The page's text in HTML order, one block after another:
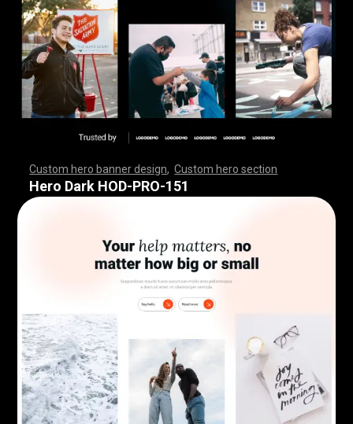
Custom hero banner design ,Custom hero section
,,,,,,,,,,,,,,,,,,,,,,,,,,,,,, ,,,,,,,,,,,,,,,,,,,,,,,
,,,,,,,,,,,,,,,,,,,,,,,,,,,,,, ,,,,,,,,,,,,,,,,,,,,,,,
Hero Dark HOD-PRO-151